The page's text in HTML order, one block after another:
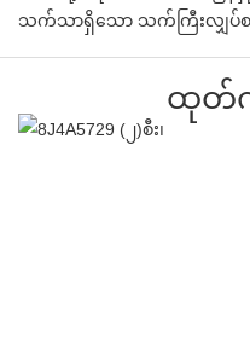
သက်သာရှိသော သက်ကြီးလျှပ်
ထုတ်